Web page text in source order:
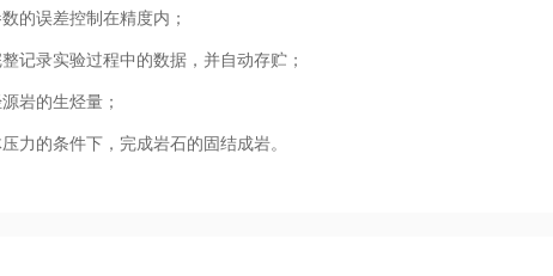
的误差控制在精度内；
记录实验过程中的数据，并自动存贮；
岩的生烃量；
力的条件下，完成岩石的固结成岩。